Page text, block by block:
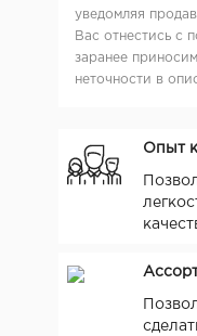
уведомляя
Вас отнестись с
заранее
неточности в
Опыт